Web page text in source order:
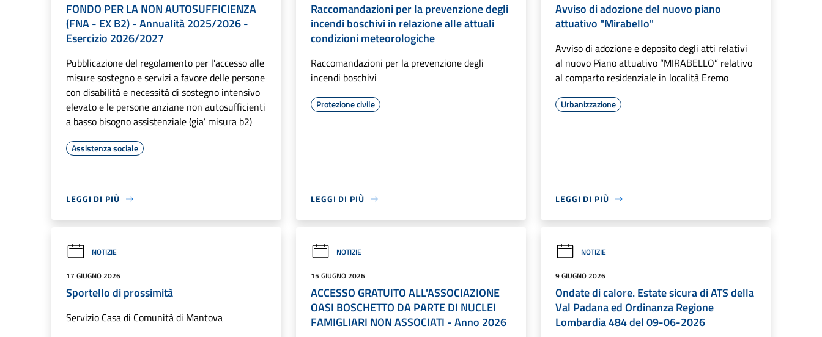
FONDO PER LA NON AUTOSUFFICIENZA
(FNA - EX B2) - Annualità 2025/2026 -
Esercizio 2026/2027
Pubblicazione del regolamento per l'accesso alle
misure sostegno e servizi a favore delle persone
con disabilità e necessità di sostegno intensivo
elevato e le persone anziane non autosufficienti
a basso bisogno assistenziale (gia’ misura b2)
Assistenza sociale
LEGGI DI PIÙ
Raccomandazioni per la prevenzione degli
incendi boschivi in relazione alle attuali
condizioni meteorologiche
Raccomandazioni per la prevenzione degli
incendi boschivi
Protezione civile
LEGGI DI PIÙ
Avviso di adozione del nuovo piano
attuativo "Mirabello"
Avviso di adozione e deposito degli atti relativi
al nuovo Piano attuativo “MIRABELLO” relativo
al comparto residenziale in località Eremo
Urbanizzazione
LEGGI DI PIÙ
NOTIZIE
17 GIUGNO 2026
Sportello di prossimità
Servizio Casa di Comunità di Mantova
NOTIZIE
15 GIUGNO 2026
ACCESSO GRATUITO ALL'ASSOCIAZIONE
OASI BOSCHETTO DA PARTE DI NUCLEI
FAMIGLIARI NON ASSOCIATI - Anno 2026
NOTIZIE
9 GIUGNO 2026
Ondate di calore. Estate sicura di ATS della
Val Padana ed Ordinanza Regione
Lombardia 484 del 09-06-2026